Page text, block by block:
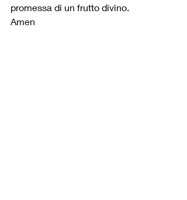
promessa di un frutto divino.
Amen